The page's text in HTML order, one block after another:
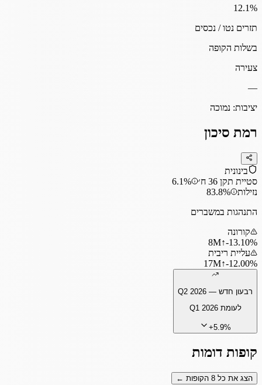
12.1%
תזרים נטו / נכסים
בשלות הקופה
צעירה
—
יציבות: נמוכה
רמת סיכון
בינונית
סטיית תקן 36 ח׳
6.1%
נזילות
83.8%
התנהגות במשברים
קורונה
‎-13.10%
↑
8M
עליית ריבית
‎-12.00%
↑
17M
רבעון חדש — Q2 2026
לעומתQ1 2026
+5.9%
קופות דומות
הצג את כל 8 הקופות ←